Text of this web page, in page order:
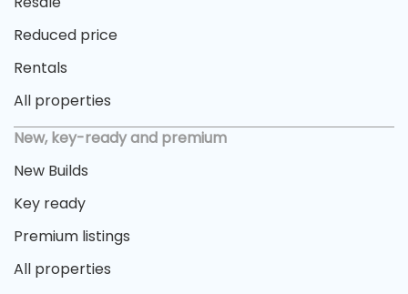
Reduced price
Rentals
All properties
New, key-ready and premium
New Builds
Key ready
Premium listings
All properties